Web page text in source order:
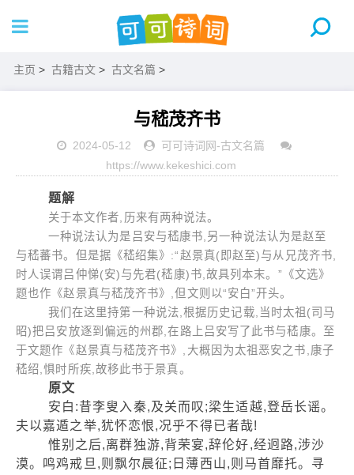
主页 > 古籍古文 > 古文名篇 >
与嵇茂齐书
2024-05-12 可可诗词网-古文名篇
https://www.kekeshici.com
题解
关于本文作者,历来有两种说法。
一种说法认为是吕安与嵇康书,另一种说法认为是赵至
与嵇蕃书。但是据《嵇绍集》:“赵景真(即赵至)与从兄茂齐书,
时人误谓吕仲悌(安)与先君(嵇康)书,故具列本末。”《文选》
题也作《赵景真与嵇茂齐书》,但文则以“安白”开头。
我们在这里持第一种说法,根据历史记载,当时太祖(司马
昭)把吕安放逐到偏远的州郡,在路上吕安写了此书与嵇康。至
于文题作《赵景真与嵇茂齐书》,大概因为太祖恶安之书,康子
嵇绍,惧时所疾,故移此书于景真。
原文
安白:昔李叟入秦,及关而叹;梁生适越,登岳长谣。
夫以嘉遁之举,犹怀恋恨,况乎不得已者哉!
惟别之后,离群独游,背荣宴,辞伦好,经迥路,涉沙
漠。鸣鸡戒旦,则飘尔晨征;日薄西山,则马首靡托。寻